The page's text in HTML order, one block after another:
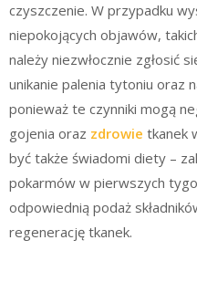
czyszczenie. W przypadku
niepokojących objawów,
należy niezwłocznie zgłosić
unikanie palenia tytoniu oraz
ponieważ te czynniki mogą
gojenia oraz zdrowie tkanek
być także świadomi diety –
pokarmów w pierwszych
odpowiednią podaż
regenerację tkanek.